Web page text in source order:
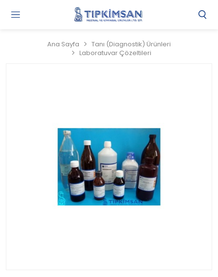
Ana Sayfa
Tanı (Diagnostik) Ürünleri
Laboratuvar Çözeltileri